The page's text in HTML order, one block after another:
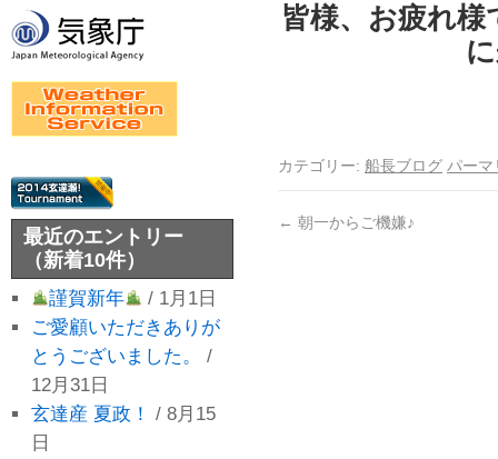
皆様、お疲れ
カテゴリー: 船長ブログ パーマ
← 朝一からご機嫌♪
最近のエントリー
（新着10件）
謹賀新年
/ 1月1日
ご愛顧いただきありが
とうございました。
/
12月31日
玄達産 夏政！
/ 8月15
日